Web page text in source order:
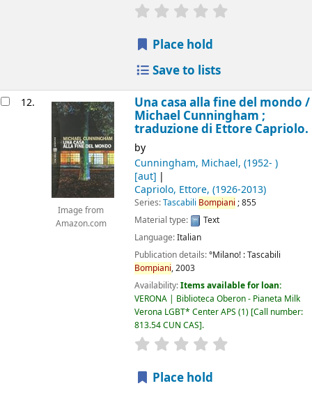
star rating
Place hold
Save to lists
12.
Image from
Amazon.com
Una casa alla fine del mondo /
Michael Cunningham ;
traduzione di Ettore Capriolo.
by
Cunningham, Michael, (1952- )
[aut]
Capriolo, Ettore, (1926-2013)
Series:Tascabili Bompiani ; 855
Material type:
Text
Language:Italian
Publication details:°Milano! :Tascabili
Bompiani,2003
Availability:Items available for loan:
VERONA | Biblioteca Oberon - Pianeta Milk
Verona LGBT* Center APS (1) Call number:
813.54 CUN CAS .
star rating
Place hold